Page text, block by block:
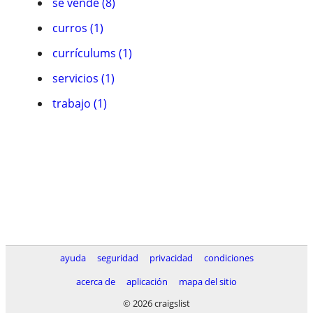
curros (1)
currículums (1)
servicios (1)
trabajo (1)
ayuda seguridad privacidad
condiciones
acerca de
aplicación
mapa del sitio
© 2026 craigslist